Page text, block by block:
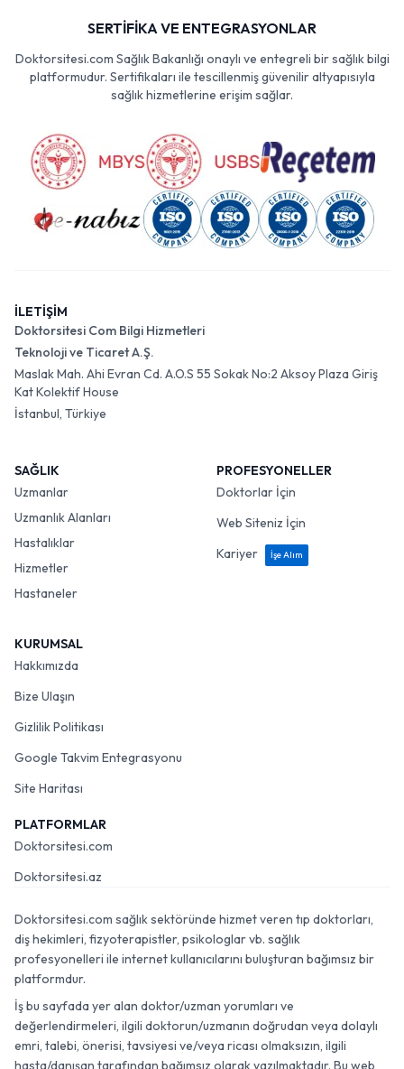
SERTİFİKA VE ENTEGRASYONLAR
Doktorsitesi.com Sağlık Bakanlığı onaylı ve entegreli bir sağlık bilgi
platformudur. Sertifikaları ile tescillenmiş güvenilir altyapısıyla
sağlık hizmetlerine erişim sağlar.
İLETİŞİM
Doktorsitesi Com Bilgi Hizmetleri
Teknoloji ve Ticaret A.Ş.
Maslak Mah. Ahi Evran Cd. A.O.S 55 Sokak No:2 Aksoy Plaza Giriş
Kat Kolektif House
İstanbul, Türkiye
SAĞLIK
Uzmanlar
Uzmanlık Alanları
Hastalıklar
Hizmetler
Hastaneler
PROFESYONELLER
Doktorlar İçin
Web Siteniz İçin
Kariyer
İşe Alım
KURUMSAL
Hakkımızda
Bize Ulaşın
Gizlilik Politikası
Google Takvim Entegrasyonu
Site Haritası
PLATFORMLAR
Doktorsitesi.com
Doktorsitesi.az
Doktorsitesi.com sağlık sektöründe hizmet veren tıp doktorları,
diş hekimleri, fizyoterapistler, psikologlar vb. sağlık
profesyonelleri ile internet kullanıcılarını buluşturan bağımsız bir
platformdur.
İş bu sayfada yer alan doktor/uzman yorumları ve
değerlendirmeleri, ilgili doktorun/uzmanın doğrudan veya dolaylı
emri, talebi, önerisi, tavsiyesi ve/veya ricası olmaksızın, ilgili
hasta/danışan tarafından bağımsız olarak yazılmaktadır. Bu web